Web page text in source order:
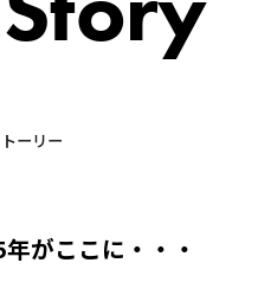
ーリー
がここに・・・